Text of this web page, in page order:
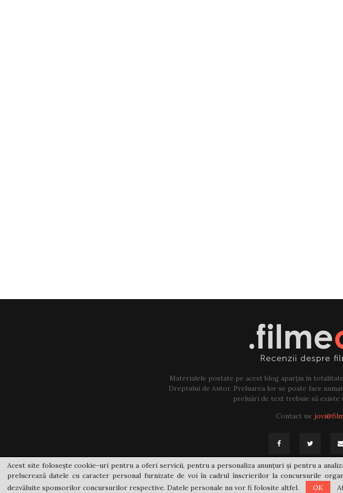
Materialele postate pe acest blog aparțin în
Dreptului de Autor. Preluarea lor se poate face
preluări de text trebuie să existe
Contact us:
@2021 - filme-
Acest site folosește cookie-uri pentru a oferi servicii, pentru a personaliza anunțuri și pentru a
prelucrează datele cu caracter personal furnizate de voi în cadrul înscrierilor la concursurile
dezvăluite sponsorilor concursurilor respective. Datele personale nu vor fi folosite altfel.
OK